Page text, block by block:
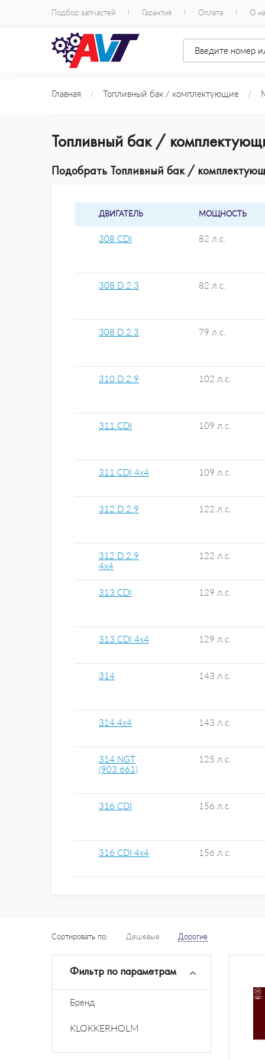
Подбор запчастей Гарантия Оплата О
Главная / Топливный бак / комплектующие /
Топливный бак /
Подобрать Топливный бак /
ДВИГАТЕЛЬ МОЩНОСТЬ
308 CDI 82 л.с.
308 D 2.3 82 л.с.
308 D 2.3 79 л.с.
310 D 2.9 102 л.с.
311 CDI 109 л.с.
311 CDI 4x4 109 л.с.
312 D 2.9 122 л.с.
312 D 2.9
4x4
122 л.с.
313 CDI 129 л.с.
313 CDI 4x4 129 л.с.
314 143 л.с.
314 4x4 143 л.с.
314 NGT
(903.661)
125 л.с.
316 CDI 156 л.с.
316 CDI 4x4 156 л.с.
Сортировать по: Дешевые Дорогие
Фильтр по параметрам
Бренд
KLOKKERHOLM